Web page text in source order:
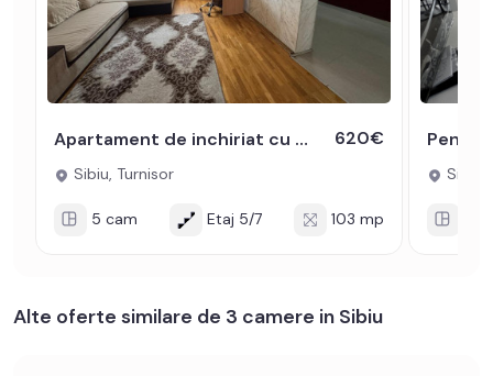
Apartament de inchiriat cu 5 camere 2 bai bloc cu lift Turnisor Sibiu 620€
Sibiu, Turnisor
5 cam Etaj 5/7 103 mp
Sibiu,
Alte oferte similare de 3 camere in Sibiu